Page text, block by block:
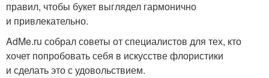
правил, чтобы букет выглядел гармонично
и привлекательно.
AdMe.ru собрал советы от специалистов для тех, кто
хочет попробовать себя в искусстве флористики
и сделать это с удовольствием.